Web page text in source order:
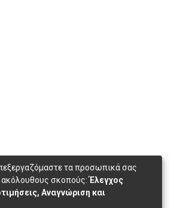
τα προσωπικά σας
ακόλουθους σκοπούς:Έλεγχος
Αναγνώριση και